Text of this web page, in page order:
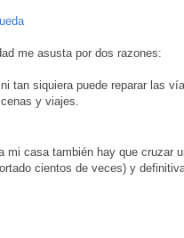
me asusta por dos razones:
tan siquiera puede reparar las
y viajes.
mi casa también hay que cruzar
cientos de veces) y